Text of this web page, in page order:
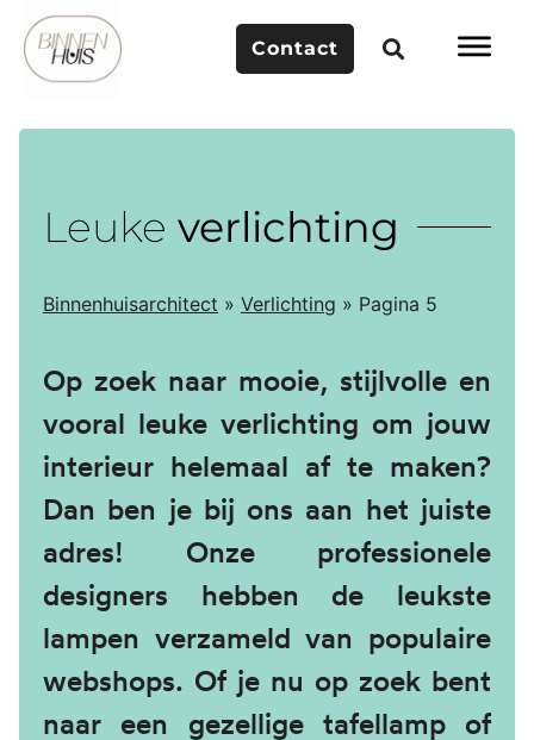
Contact
Leuke verlichting
Binnenhuisarchitect » Verlichting » Pagina 5
Op zoek naar mooie, stijlvolle en
vooral leuke verlichting om jouw
interieur helemaal af te maken?
Dan ben je bij ons aan het juiste
adres! Onze professionele
designers hebben de leukste
lampen verzameld van populaire
webshops. Of je nu op zoek bent
naar een gezellige tafellamp of